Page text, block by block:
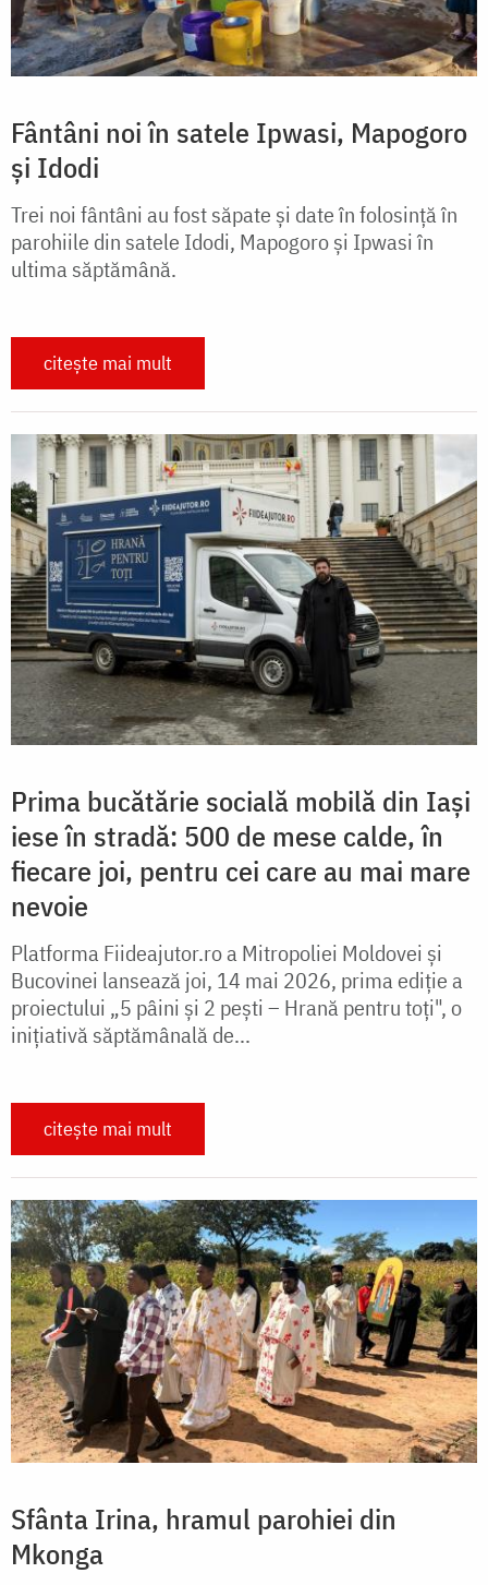
Fântâni noi în satele Ipwasi, Mapogoro
și Idodi
Trei noi fântâni au fost săpate și date în folosință în
parohiile din satele Idodi, Mapogoro și Ipwasi în
ultima săptămână.
citește mai mult
Prima bucătărie socială mobilă din Iași
iese în stradă: 500 de mese calde, în
fiecare joi, pentru cei care au mai mare
nevoie
Platforma Fiideajutor.ro a Mitropoliei Moldovei și
Bucovinei lansează joi, 14 mai 2026, prima ediție a
proiectului „5 pâini și 2 pești – Hrană pentru toți", o
inițiativă săptămânală de...
citește mai mult
Sfânta Irina, hramul parohiei din
Mkonga